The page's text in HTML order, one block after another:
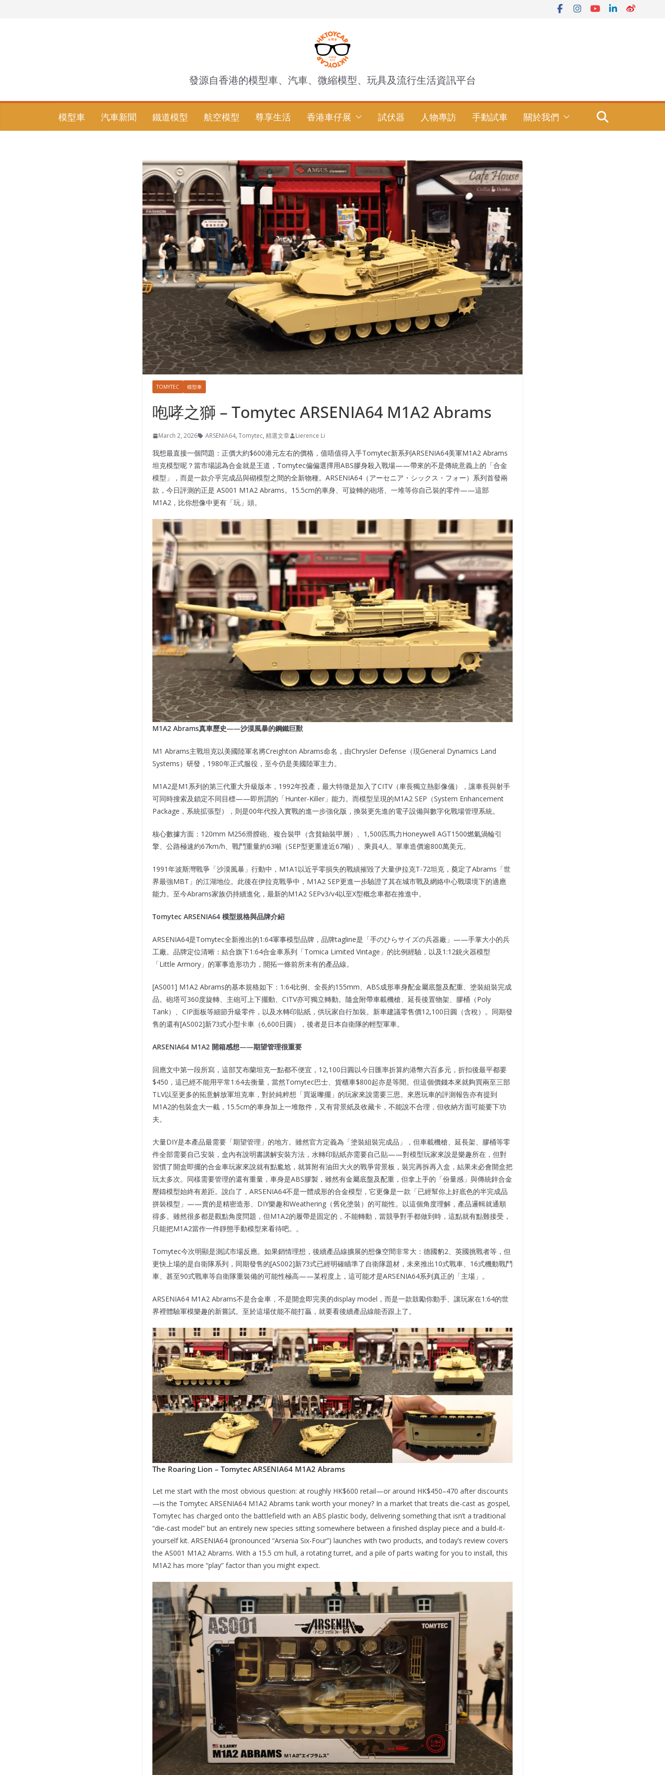
發源自香港的模型車、汽車、微縮模型、玩具及流行生活資訊平台
模型車 汽車新聞 鐵道模型 航空模型 尊享生活 香港車仔展 試伏器 人物專訪 手動試車 關於我們
TOMYTEC 模型車
咆哮之獅 – Tomytec ARSENIA64 M1A2 Abrams
March 2, 2026 ARSENIA64, Tomytec, 精選文章 Lierence Li
我想最直接一個問題：正價大約$600港元左右的價格，值唔值得入手Tomytec新系列ARSENIA64美軍M1A2 Abrams
坦克模型呢？當市場認為合金就是王道，Tomytec偏偏選擇用ABS膠身殺入戰場——帶來的不是傳統意義上的「合金
模型」，而是一款介乎完成品與砌模型之間的全新物種。ARSENIA64（アーセニア・シックス・フォー）系列首發兩
款，今日評測的正是 AS001 M1A2 Abrams。15.5cm的車身、可旋轉的砲塔、一堆等你自己裝的零件——這部
M1A2，比你想像中更有「玩」頭。
M1A2 Abrams真車歷史——沙漠風暴的鋼鐵巨獸
M1 Abrams主戰坦克以美國陸軍名將Creighton Abrams命名，由Chrysler Defense（現General Dynamics Land
Systems）研發，1980年正式服役，至今仍是美國陸軍主力。
M1A2是M1系列的第三代重大升級版本，1992年投產，最大特徵是加入了CITV（車長獨立熱影像儀），讓車長與射手
可同時搜索及鎖定不同目標——即所謂的「Hunter-Killer」能力。而模型呈現的M1A2 SEP（System Enhancement
Package，系統拡張型），則是00年代投入實戰的進一步強化版，換裝更先進的電子設備與數字化戰場管理系統。
核心數據方面：120mm M256滑膛砲、複合裝甲（含貧鈾裝甲層）、1,500匹馬力Honeywell AGT1500燃氣渦輪引
擎、公路極速約67km/h、戰鬥重量約63噸（SEP型更重達近67噸）、乘員4人。單車造價逾800萬美元。
1991年波斯灣戰爭「沙漠風暴」行動中，M1A1以近乎零損失的戰績摧毀了大量伊拉克T-72坦克，奠定了Abrams「世
界最強MBT」的江湖地位。此後在伊拉克戰爭中，M1A2 SEP更進一步驗證了其在城市戰及網絡中心戰環境下的適應
能力。至今Abrams家族仍持續進化，最新的M1A2 SEPv3/v4以至X型概念車都在推進中。
Tomytec ARSENIA64 模型規格與品牌介紹
ARSENIA64是Tomytec全新推出的1:64軍事模型品牌，品牌tagline是「手のひらサイズの兵器廠」——手掌大小的兵
工廠。品牌定位清晰：結合旗下1:64合金車系列「Tomica Limited Vintage」的比例經驗，以及1:12銃火器模型
「Little Armory」的軍事造形功力，開拓一條前所未有的產品線。
[AS001] M1A2 Abrams的基本規格如下：1:64比例、全長約155mm、ABS成形車身配金屬底盤及配重、塗裝組裝完成
品。砲塔可360度旋轉、主砲可上下擺動、CITV亦可獨立轉動。隨盒附帶車載機槍、延長後置物架、膠桶（Poly
Tank）、CIP面板等細節升級零件，以及水轉印貼紙，供玩家自行加裝。新車建議零售價12,100日圓（含稅）。同期發
售的還有[AS002]新73式小型卡車（6,600日圓），後者是日本自衛隊的輕型軍車。
ARSENIA64 M1A2 開箱感想——期望管理很重要
回應文中第一段所寫，這部艾布蘭坦克一點都不便宜，12,100日圓以今日匯率折算約港幣六百多元，折扣後最平都要
$450，這已經不能用平常1:64去衡量，當然Tomytec巴士、貨櫃車$800起亦是等閒。但這個價錢本來就夠買兩至三部
TLV以至更多的拓意解放軍坦克車，對於純粹想「買返嚟擺」的玩家來說需要三思。來恩玩車的評測報告亦有提到
M1A2的包裝盒大一截，15.5cm的車身加上一堆散件，又有背景紙及收藏卡，不能說不合理，但收納方面可能要下功
夫。
大量DIY是本產品最需要「期望管理」的地方。雖然官方定義為「塗裝組裝完成品」，但車載機槍、延長架、膠桶等零
件全部需要自己安裝，盒內有說明書講解安裝方法，水轉印貼紙亦需要自己貼——對模型玩家來說是樂趣所在，但對
習慣了開盒即擺的合金車玩家來說就有點尷尬，就算附有油田大火的戰爭背景板，裝完再拆再入盒，結果未必會開盒把
玩太多次。同樣需要管理的還有重量，車身是ABS膠製，雖然有金屬底盤及配重，但拿上手的「份量感」與傳統鋅合金
壓鑄模型始終有差距。說白了，ARSENIA64不是一體成形的合金模型，它更像是一款「已經幫你上好底色的半完成品
拼裝模型」——賣的是精密造形、DIY樂趣和Weathering（舊化塗裝）的可能性。以這個角度理解，產品邏輯就通順
得多。雖然很多都是觀點角度問題，但M1A2的履帶是固定的，不能轉動，當競爭對手都做到時，這點就有點難接受，
只能把M1A2當作一件靜態手動模型來看待吧。。
Tomytec今次明顯是測試市場反應。如果銷情理想，後續產品線擴展的想像空間非常大：德國豹2、英國挑戰者等，但
更快上場的是自衛隊系列，同期發售的[AS002]新73式已經明確瞄準了自衛隊題材，未來推出10式戰車、16式機動戰鬥
車、甚至90式戰車等自衛隊重裝備的可能性極高——某程度上，這可能才是ARSENIA64系列真正的「主場」。
ARSENIA64 M1A2 Abrams不是合金車，不是開盒即完美的display model，而是一款鼓勵你動手、讓玩家在1:64的世
界裡體驗軍模樂趣的新嘗試。至於這場仗能不能打贏，就要看後續產品線能否跟上了。
The Roaring Lion – Tomytec ARSENIA64 M1A2 Abrams
Let me start with the most obvious question: at roughly HK$600 retail—or around HK$450–470 after discounts
—is the Tomytec ARSENIA64 M1A2 Abrams tank worth your money? In a market that treats die-cast as gospel,
Tomytec has charged onto the battlefield with an ABS plastic body, delivering something that isn’t a traditional
“die-cast model” but an entirely new species sitting somewhere between a finished display piece and a build-it-
yourself kit. ARSENIA64 (pronounced “Arsenia Six-Four”) launches with two products, and today’s review covers
the AS001 M1A2 Abrams. With a 15.5 cm hull, a rotating turret, and a pile of parts waiting for you to install, this
M1A2 has more “play” factor than you might expect.